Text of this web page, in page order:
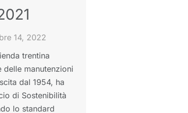
14, 2022
trentina
delle manutenzioni
dal 1954, ha
di Sostenibilità
lo standard